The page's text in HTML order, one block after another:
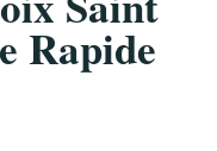
Rapide